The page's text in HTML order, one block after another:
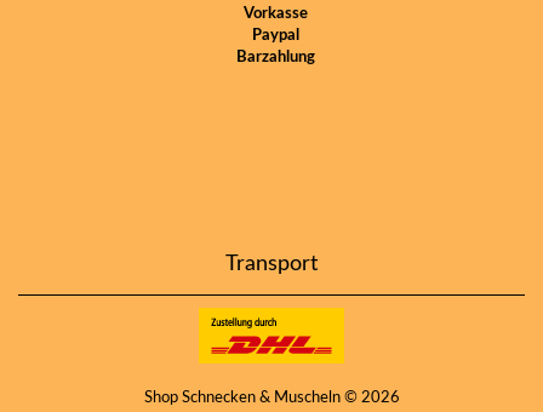
Vorkasse
Paypal
Barzahlung
Transport
Shop Schnecken & Muscheln © 2026